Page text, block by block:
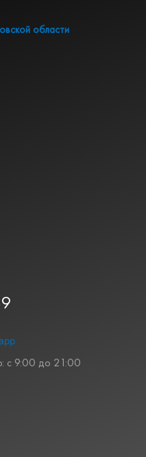
области
с 9:00 до 21:00